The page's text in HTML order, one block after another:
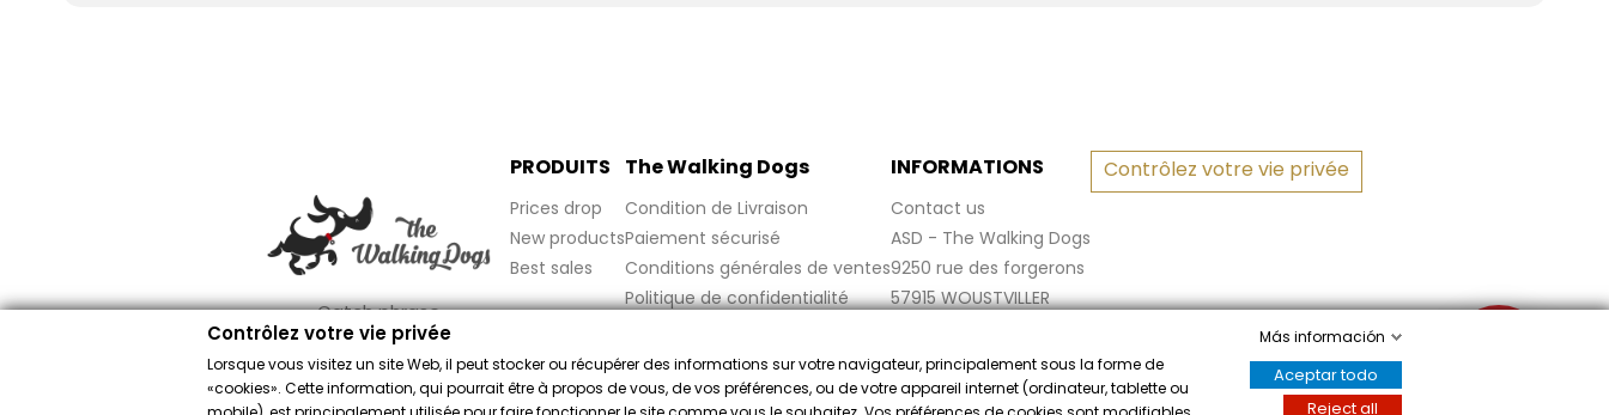
Catch phrase
PRODUITS
Prices drop
New products
Best sales
The Walking Dogs
Condition de Livraison
Paiement sécurisé
Conditions générales de ventes
Politique de confidentialité
Mentions légales
FAQ
INFORMATIONS
Contact us
ASD - The Walking Dogs
9250 rue des forgerons
57915 WOUSTVILLER
Contrôlez votre vie privée
Contrôlez votre vie privée
Lorsque vous visitez un site Web, il peut stocker ou récupérer des informations sur votre navigateur, principalement sous la forme de
«cookies». Cette information, qui pourrait être à propos de vous, de vos préférences, ou de votre appareil internet (ordinateur, tablette ou
Más información
Aceptar todo
Reject all